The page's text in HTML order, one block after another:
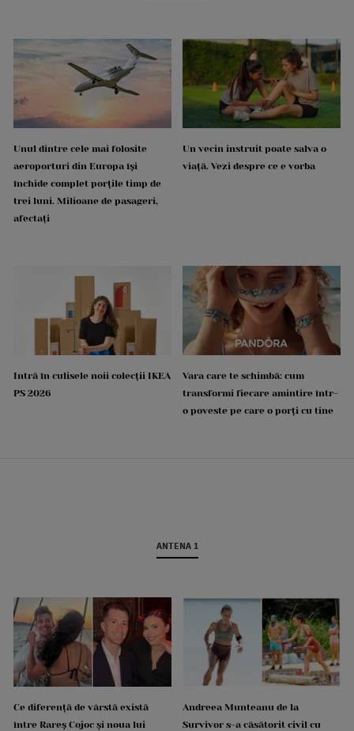
Unul dintre cele mai folosite
aeroporturi din Europa își
închide complet porțile timp de
trei luni. Milioane de pasageri,
afectați
Un vecin instruit poate salva o
viață. Vezi despre ce e vorba
Intră în culisele noii colecții IKEA
PS 2026
Vara care te schimbă: cum
transformi fiecare amintire într-
o poveste pe care o porți cu tine
ANTENA 1
Ce diferență de vârstă există
între Rareș Cojoc și noua lui
Andreea Munteanu de la
Survivor s-a căsătorit civil cu